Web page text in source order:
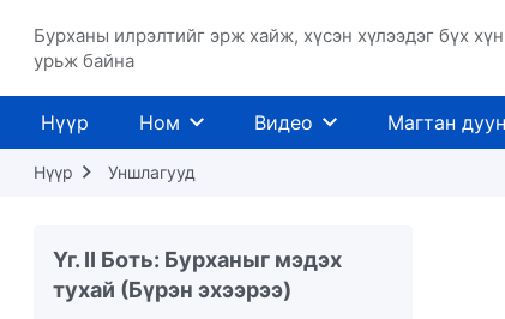
Бурханы илрэлтийг эрж хайж, хүсэн хүлээдэг бүх
урьж байна
Нүүр Ном Видео Магтан
Нүүр Уншлагууд
Үг. II Боть: Бурханыг мэдэх
тухай (Бүрэн эхээрээ)